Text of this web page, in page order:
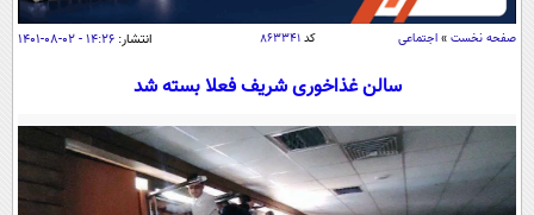
اقتصاد
اقتصادی
جامعه
حوادث
سلامت
بین الملل
سیاست خارجی
فرهنگ و هنر
صفحه نخست » اجتماعی کد ۸۶۳۳۴۱ انتشار: ۱۴:۲۶ - ۰۲-۰۸-۱۴۰۱
سالن غذاخوری شریف فعلا بسته شد